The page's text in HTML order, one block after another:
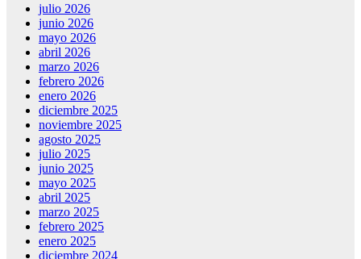
julio 2026
junio 2026
mayo 2026
abril 2026
marzo 2026
febrero 2026
enero 2026
diciembre 2025
noviembre 2025
agosto 2025
julio 2025
junio 2025
mayo 2025
abril 2025
marzo 2025
febrero 2025
enero 2025
diciembre 2024